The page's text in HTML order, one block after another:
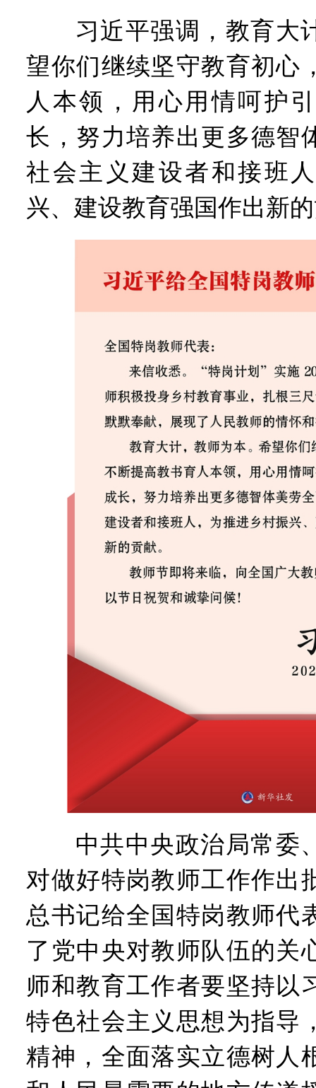
习近平强调，教育大
望你们继续坚守教育初心
人本领，用心用情呵护
长，努力培养出更多德智
社会主义建设者和接班
兴、建设教育强国作出新
中共中央政治局常委
对做好特岗教师工作作出
总书记给全国特岗教师代
了党中央对教师队伍的关
师和教育工作者要坚持以
特色社会主义思想为指导
精神，全面落实立德树人